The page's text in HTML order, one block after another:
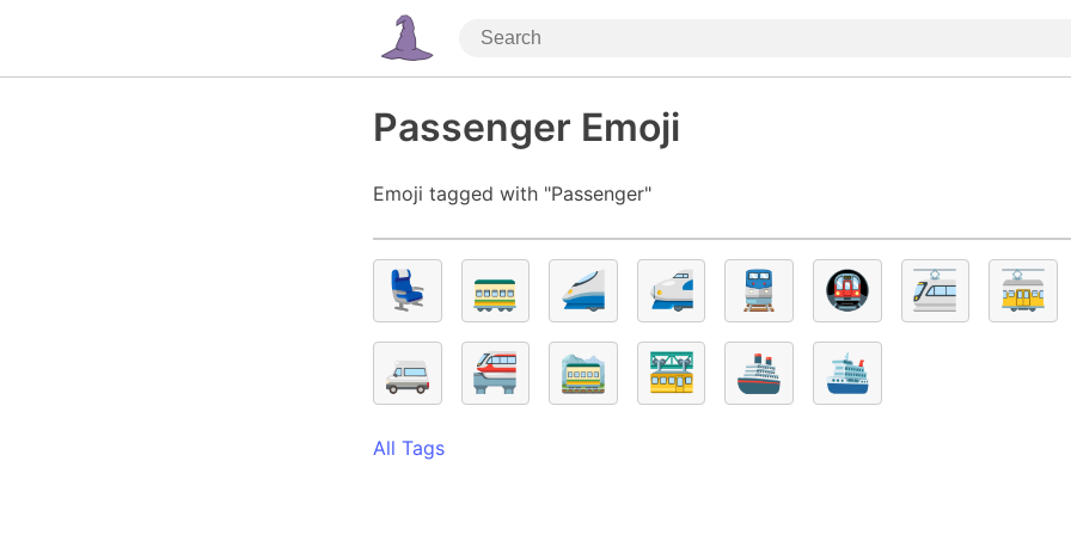
Passenger Emoji
Emoji tagged with "Passenger"
💺 🚃 🚄 🚅 🚆 🚇 🚈
🚋
🚐
🚝 🚞 🚟 🚢 🛳️
All Tags